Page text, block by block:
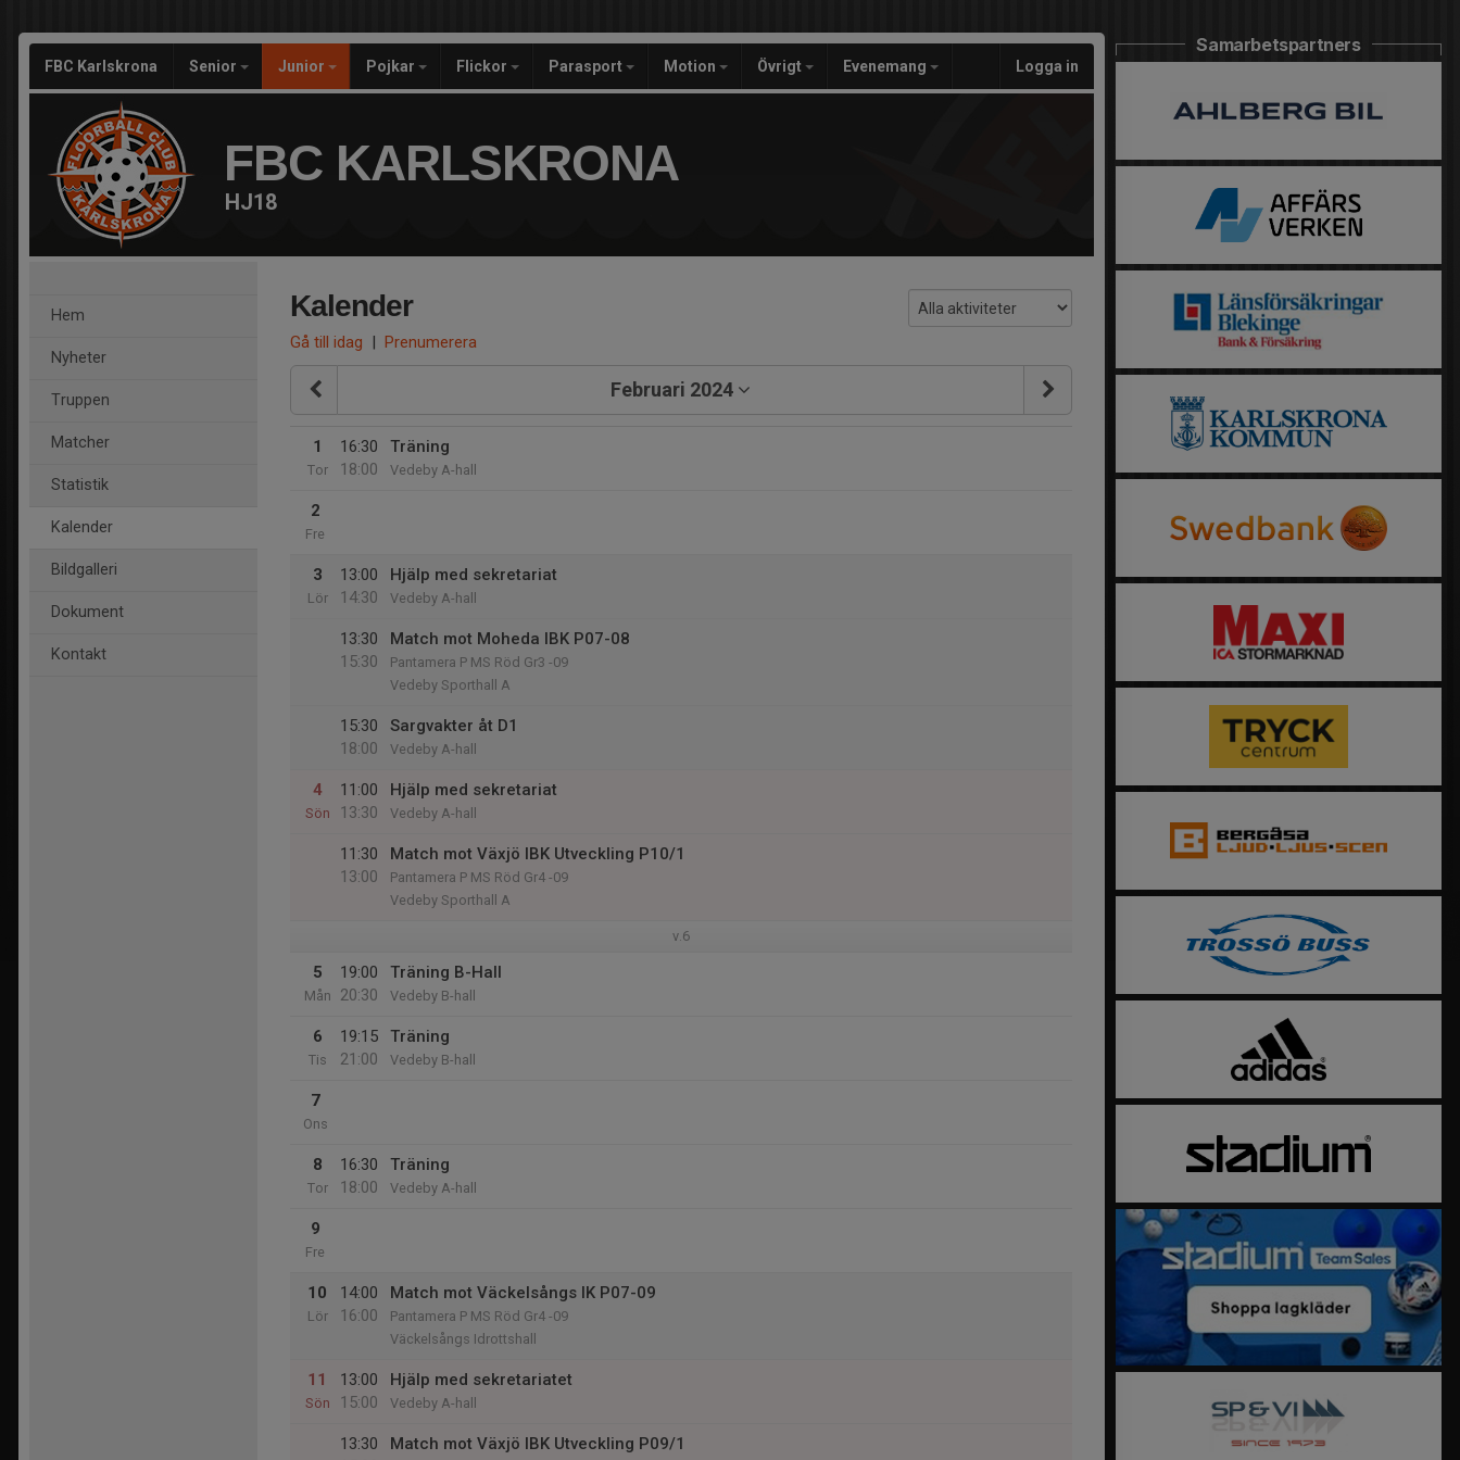
FBC Karlskrona Senior Junior Pojkar Flickor Parasport Motion Övrigt Evenemang Logga in
FBC KARLSKRONA
HJ18
Hem
Nyheter
Truppen
Matcher
Statistik
Kalender
Bildgalleri
Dokument
Kontakt
Kalender
Gå till idag | Prenumerera
Februari 2024
1
Tor
16:30
18:00
Träning
Vedeby A-hall
2
Fre
3
Lör
13:00
14:30
Hjälp med sekretariat
Vedeby A-hall
13:30
15:30
Match mot Moheda IBK P07-08
Pantamera P MS Röd Gr3 -09
Vedeby Sporthall A
15:30
18:00
Sargvakter åt D1
Vedeby A-hall
4
Sön
11:00
13:30
Hjälp med sekretariat
Vedeby A-hall
11:30
13:00
Match mot Växjö IBK Utveckling P10/1
Pantamera P MS Röd Gr4 -09
Vedeby Sporthall A
v.6
5
Mån
19:00
20:30
Träning B-Hall
Vedeby B-hall
6
Tis
19:15
21:00
Träning
Vedeby B-hall
7
Ons
8
Tor
16:30
18:00
Träning
Vedeby A-hall
9
Fre
10
Lör
14:00
16:00
Match mot Väckelsångs IK P07-09
Pantamera P MS Röd Gr4 -09
Väckelsångs Idrottshall
11
Sön
13:00
15:00
Hjälp med sekretariatet
Vedeby A-hall
13:30
Match mot Växjö IBK Utveckling P09/1
Samarbetspartners